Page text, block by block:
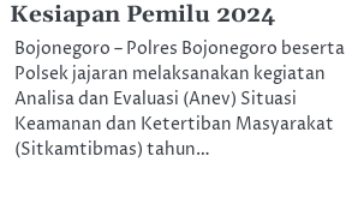
Kesiapan Pemilu 2024
Bojonegoro – Polres Bojonegoro beserta
Polsek jajaran melaksanakan kegiatan
Analisa dan Evaluasi (Anev) Situasi
Keamanan dan Ketertiban Masyarakat
(Sitkamtibmas) tahun…